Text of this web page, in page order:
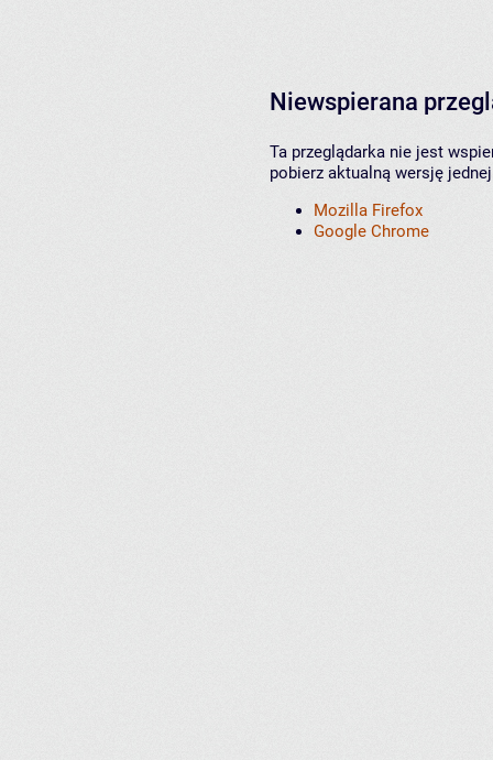
Niewspierana
Ta przeglądarka nie jest
pobierz aktualną wersję
Mozilla Firefox
Google Chrome